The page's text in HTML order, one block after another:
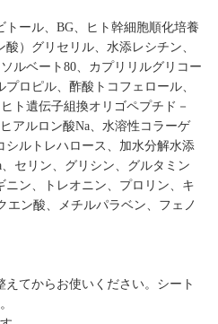
トール、BG、ヒト幹細胞順化培養
）グリセリル、水添レシチン、
ルベート80、カプリリルグリコー
ロピル、酢酸トコフェロール、
ト遺伝子組換オリゴペプチド－
アルロン酸Na、水溶性コラーゲ
シルトレハロース、加水分解水添
セリン、グリシン、グルタミン
ン、トレオニン、プロリン、キ
エン酸、メチルパラベン、フェノ
てからお使いください。シート